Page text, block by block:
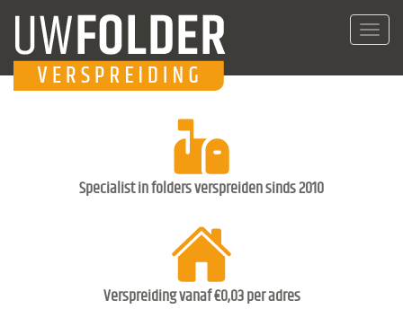
Specialist in folders verspreiden sinds 2010
Verspreiding vanaf €0,03 per adres